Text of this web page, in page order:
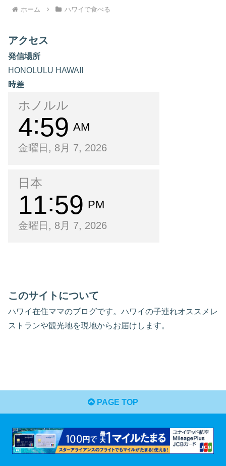
ホーム ハワイで食べる
アクセス
発信場所
HONOLULU HAWAII
時差
ホノルル
4 59 AM
金曜日, 8月 7, 2026
日本
11 59 PM
金曜日, 8月 7, 2026
このサイトについて
ハワイ在住ママのブログです。ハワイの子連れオススメレ
ストランや観光地を現地からお届けします。
PAGE TOP